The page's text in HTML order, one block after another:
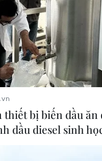
bị biến dầu ăn
dầu diesel sinh